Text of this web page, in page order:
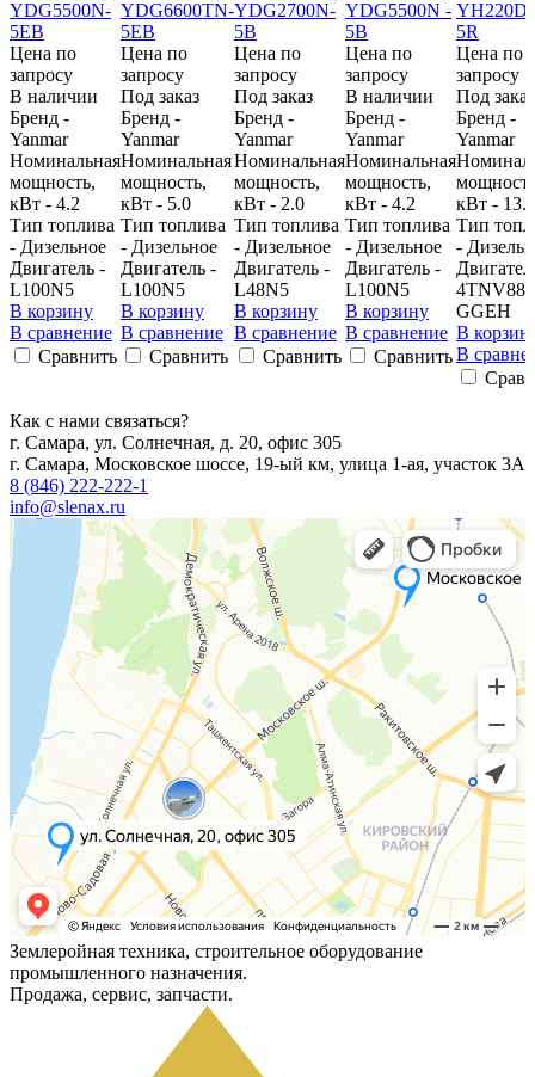
Цена по
запросу
В наличии
Бренд -
Yanmar
Номинальная
мощность,
кВт - 4.2
Тип топлива
- Дизельное
Двигатель -
L100N5
В корзину
В сравнение
Сравнить
Цена по
запросу
Под заказ
Бренд -
Yanmar
Номинальная
мощность,
кВт - 5.0
Тип топлива
- Дизельное
Двигатель -
L100N5
В корзину
В сравнение
Сравнить
Цена по
запросу
Под заказ
Бренд -
Yanmar
Номинальная
мощность,
кВт - 2.0
Тип топлива
- Дизельное
Двигатель -
L48N5
В корзину
В сравнение
Сравнить
Цена по
запросу
В наличии
Бренд -
Yanmar
Номинальная
мощность,
кВт - 4.2
Тип топлива
- Дизельное
Двигатель -
L100N5
В корзину
В сравнение
Сравнить
Цена по
запросу
Под заказ
Бренд -
Yanmar
кВт - 13.7
Тип
-
4TNV88-
GGEH
В
В
Как с нами связаться?
г. Самара, ул. Солнечная, д. 20, офис 305
г. Самара, Московское шоссе, 19-ый км, улица 1-ая, участок 3А
8 (846) 222-222-1
info@slenax.ru
Землеройная техника, строительное оборудование
промышленного назначения.
Продажа, сервис, запчасти.